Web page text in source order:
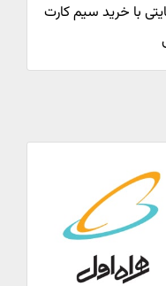
با خرید سیم کارت